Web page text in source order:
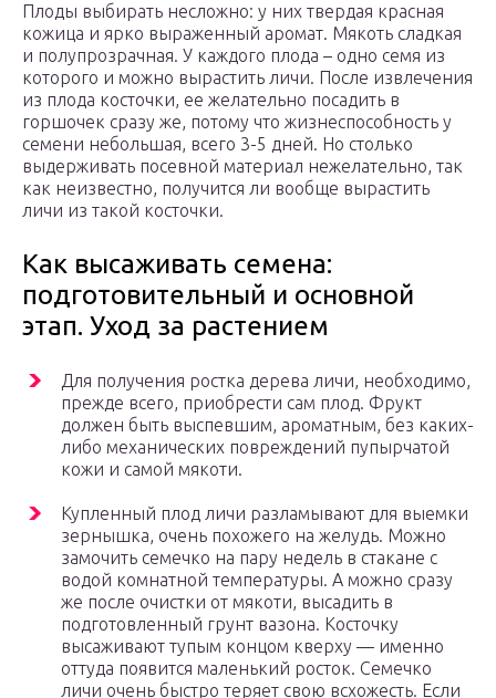
Плоды выбирать несложно: у них твердая красная
кожица и ярко выраженный аромат. Мякоть сладкая
и полупрозрачная. У каждого плода – одно семя из
которого и можно вырастить личи. После извлечения
из плода косточки, ее желательно посадить в
горшочек сразу же, потому что жизнеспособность у
семени небольшая, всего 3-5 дней. Но столько
выдерживать посевной материал нежелательно, так
как неизвестно, получится ли вообще вырастить
личи из такой косточки.
Как высаживать семена:
подготовительный и основной
этап. Уход за растением
Для получения ростка дерева личи, необходимо,
прежде всего, приобрести сам плод. Фрукт
должен быть выспевшим, ароматным, без каких-
либо механических повреждений пупырчатой
кожи и самой мякоти.
Купленный плод личи разламывают для выемки
зернышка, очень похожего на желудь. Можно
замочить семечко на пару недель в стакане с
водой комнатной температуры. А можно сразу
же после очистки от мякоти, высадить в
подготовленный грунт вазона. Косточку
высаживают тупым концом кверху — именно
оттуда появится маленький росток. Семечко
личи очень быстро теряет свою всхожесть. Если